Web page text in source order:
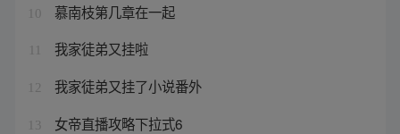
10 慕南枝第几章在一起
我家徒弟又挂啦
12 我家徒弟又挂了小说番外
13 女帝直播攻略下拉式6